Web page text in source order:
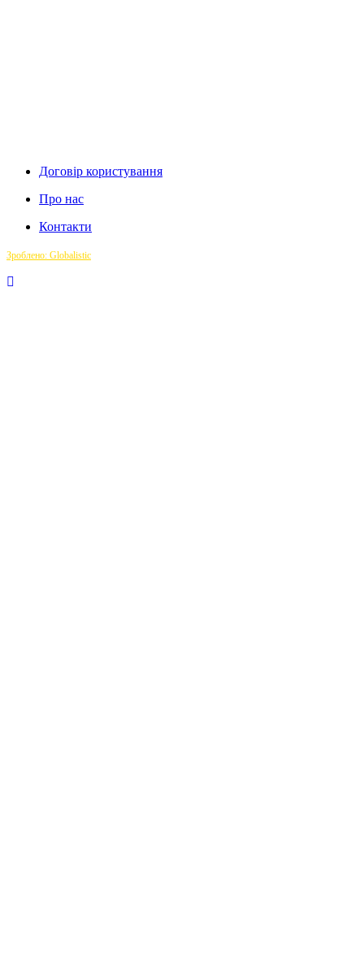
Договір користування
Про нас
Контакти
Зроблено: Globalistic